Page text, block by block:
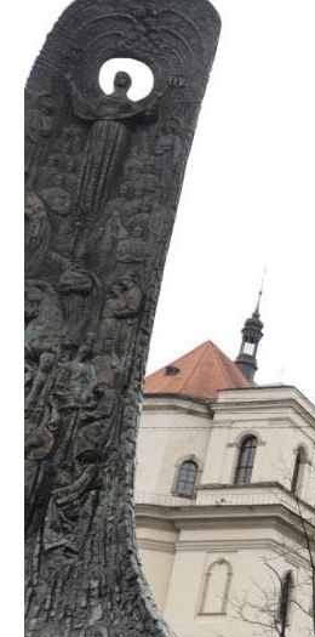
Добавить комментарий
Ваш адрес email не будет
поля помечены *
Комментарий*
Имя* Email*
Сохранить моё имя, email и адрес
последующих моих комментариев.